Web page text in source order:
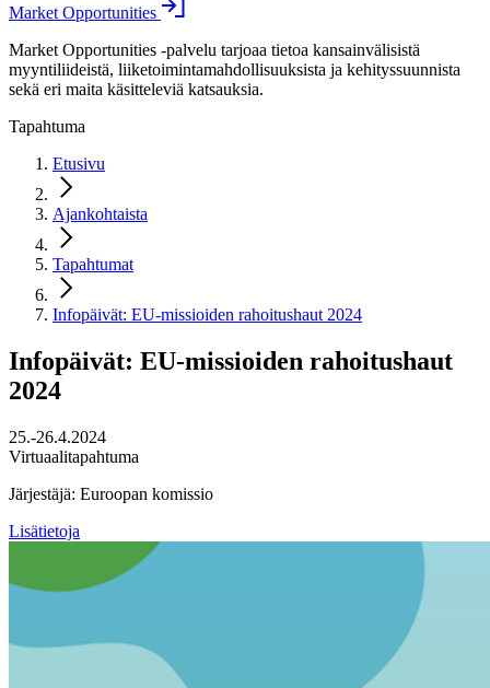
Market Opportunities
Market Opportunities -palvelu tarjoaa tietoa kansainvälisistä
myyntiliideistä, liiketoimintamahdollisuuksista ja kehityssuunnista
sekä eri maita käsitteleviä katsauksia.
Tapahtuma
Etusivu
Ajankohtaista
Tapahtumat
Infopäivät: EU-missioiden rahoitushaut 2024
Infopäivät: EU-missioiden rahoitushaut
2024
25.-26.4.2024
Virtuaalitapahtuma
Järjestäjä: Euroopan komissio
Lisätietoja